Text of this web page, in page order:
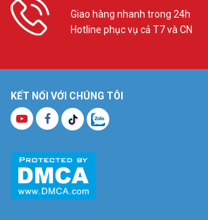
Giao hàng nhanh trong 24h
Hotline phục vụ cả T7 và CN
KẾT NỐI VỚI CHÚNG TÔI